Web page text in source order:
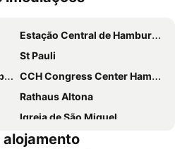
Estação Central de Hamburgo
St Pauli
CCH Congress Center Hamburg
Rathaus Altona
Igreja de São Miguel
Roteiros Turísticos de Hamburgo